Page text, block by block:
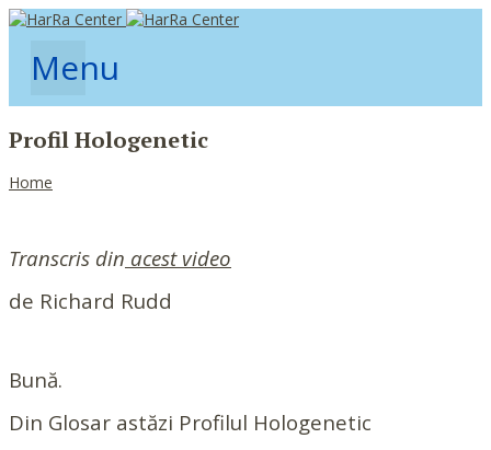
Menu
Profil Hologenetic
Home
Transcris din acest video
de Richard Rudd
Bună.
Din Glosar astăzi Profilul Hologenetic